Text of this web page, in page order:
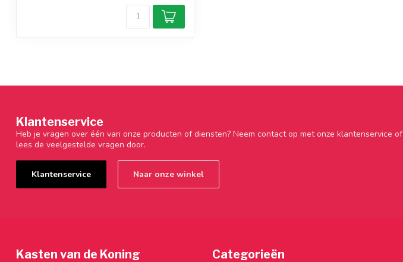
Klantenservice
Heb je vragen over één van onze producten of diensten? Neem contact op met onze klantenservice of
lees de veelgestelde vragen door.
Klantenservice Naar onze winkel
Kasten van de Koning Categorieën